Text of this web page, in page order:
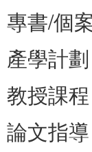
專書/個
產學計劃
教授課程
論文指導